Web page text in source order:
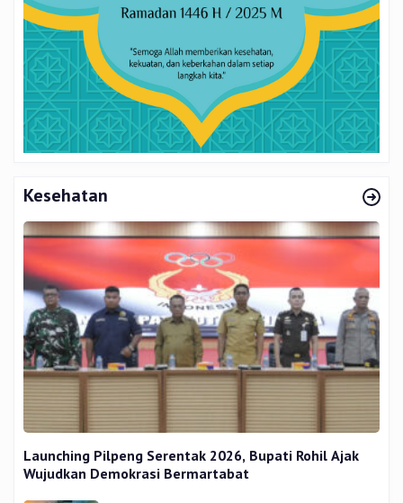
Kesehatan
Launching Pilpeng Serentak 2026, Bupati Rohil Ajak
Wujudkan Demokrasi Bermartabat